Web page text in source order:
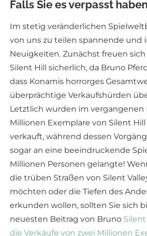
Falls Sie es verpasst haben
Im stetig veränderlichen
von uns zu teilen spannende und
Neuigkeiten. Zunächst freuen sich
Silent Hill sicherlich, da Bruno
dass Konamis horrorges
überprächtige Verkaufshürden
Letztlich wurden im vergangenen
Millionen Exemplare von Silent
verkauft, während dessen
sogar an eine beeindruckende
Millionen Personen gelangte!
die trüben Straßen von Silent
möchten oder die Tiefen des
erkunden wollen, sollten Sie sich
neuesten Beitrag von Bruno
die Verkäufe von zwei Millionen